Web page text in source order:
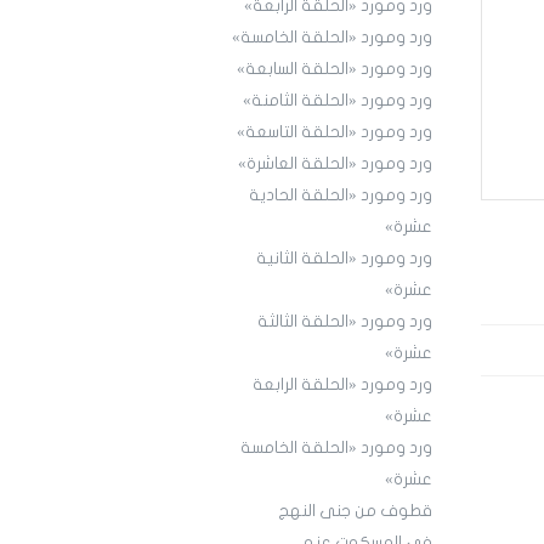
ورد ومورد «الحلقة الرابعة»
ورد ومورد «الحلقة الخامسة»
ورد ومورد «الحلقة السابعة»
ورد ومورد «الحلقة الثامنة»
ورد ومورد «الحلقة التاسعة»
ورد ومورد «الحلقة العاشرة»
ورد ومورد «الحلقة الحادية
عشرة»
ورد ومورد «الحلقة الثانية
عشرة»
ورد ومورد «الحلقة الثالثة
عشرة»
ورد ومورد «الحلقة الرابعة
عشرة»
ورد ومورد «الحلقة الخامسة
عشرة»
قطوف من جنى النهج